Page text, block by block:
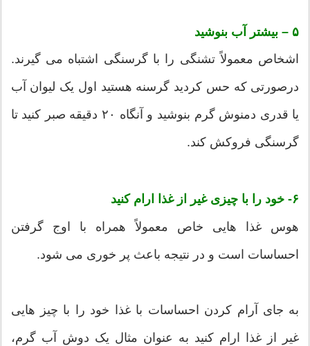
۵ – بیشتر آب بنوشید
اشخاص معمولاً تشنگی را با گرسنگی اشتباه می گیرند.
درصورتی که حس کردید گرسنه هستید اول یک لیوان آب
یا قدری دمنوش گرم بنوشید و آنگاه ۲۰ دقیقه صبر کنید تا
گرسنگی فروکش کند.
۶- خود را با چیزی غیر از غذا ارام کنید
هوس غذا هایی خاص معمولاً همراه با اوج گرفتن
احساسات است و در نتیجه باعث پر خوری می شود.
به جای آرام کردن احساسات با غذا خود را با چیز هایی
غیر از غذا ارام کنید به عنوان مثال یک دوش آب گرم،